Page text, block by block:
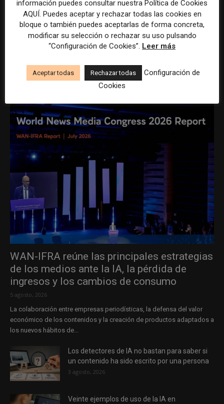
REDACCIÓN
ÚLTIMOS ARTÍCULOS
WAN-IFRA reúne las principales estrategias
de los medios ante la IA, la pérdida de
ingresos y los cambios de consumo
5 agosto, 2026
La colaboración entre empresas periodísticas, la defensa del valor
económico de los contenidos y la creación de productos adaptados a
los nuevos hábitos de...
Los detectores de IA no bastan para saber si
un contenido ha sido escrito por una persona
3 agosto, 2026
Veinte ejemplos de uso de la IA en
información puedes consultar nuestra Política de Cookies
AQUÍ. Puedes aceptar y rechazar todas las cookies en
bloque o también puedes aceptarlas de forma concreta,
modificar su selección o rechazar su uso pulsando
“Configuración de Cookies”. Leer más
Aceptar todas Rechazar todas
Configuración de
Cookies